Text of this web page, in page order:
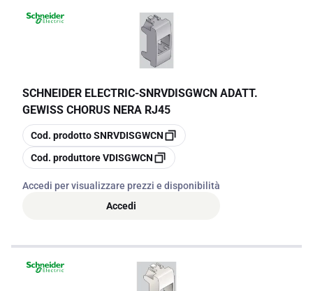
SCHNEIDER ELECTRIC-SNRVDISGWCN ADATT.
GEWISS CHORUS NERA RJ45
copia
Cod. prodottoSNRVDISGWCN
copia
Cod. produttoreVDISGWCN
Accedi per visualizzare prezzi e disponibilità
Accedi